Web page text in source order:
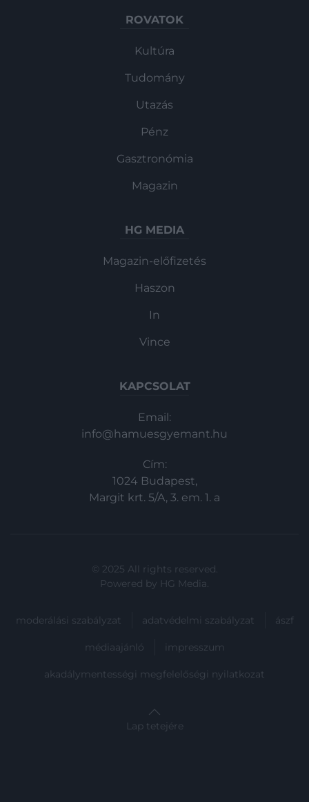
ROVATOK
Kultúra
Tudomány
Utazás
Pénz
Gasztronómia
Magazin
HG MEDIA
Magazin-előfizetés
Haszon
In
Vince
KAPCSOLAT
Email:
info@hamuesgyemant.hu
Cím:
1024 Budapest,
Margit krt. 5/A, 3. em. 1. a
© 2025 All rights reserved.
Powered by HG Media.
moderálási szabályzat adatvédelmi szabályzat ászf
médiaajánló impresszum
akadálymentességi megfelelőségi nyilatkozat
Lap tetejére